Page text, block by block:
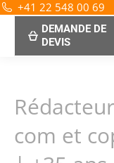
+41 22 548 00 69
DEMANDE DE
DEVIS
com et